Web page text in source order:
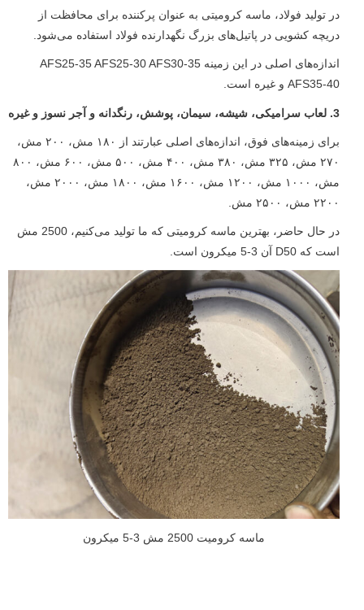
در تولید فولاد، ماسه کرومیتی به عنوان پرکننده برای محافظت از
دریچه کشویی در پاتیل‌های بزرگ نگهدارنده فولاد استفاده می‌شود.
اندازه‌های اصلی در این زمینه AFS25-35 AFS25-30 AFS30-35
AFS35-40 و غیره است.
3. لعاب سرامیکی، شیشه، سیمان، پوشش، رنگدانه و آجر نسوز و غیره
برای زمینه‌های فوق، اندازه‌های اصلی عبارتند از ۱۸۰ مش، ۲۰۰ مش،
۲۷۰ مش، ۳۲۵ مش، ۳۸۰ مش، ۴۰۰ مش، ۵۰۰ مش، ۶۰۰ مش، ۸۰۰
مش، ۱۰۰۰ مش، ۱۲۰۰ مش، ۱۶۰۰ مش، ۱۸۰۰ مش، ۲۰۰۰ مش،
۲۲۰۰ مش، ۲۵۰۰ مش.
در حال حاضر، بهترین ماسه کرومیتی که ما تولید می‌کنیم، 2500 مش
است که D50 آن 3-5 میکرون است.
ماسه کرومیت 2500 مش 3-5 میکرون